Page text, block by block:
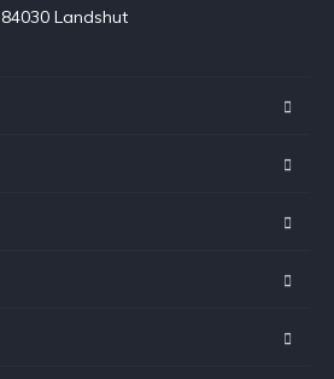
84030 Landshut